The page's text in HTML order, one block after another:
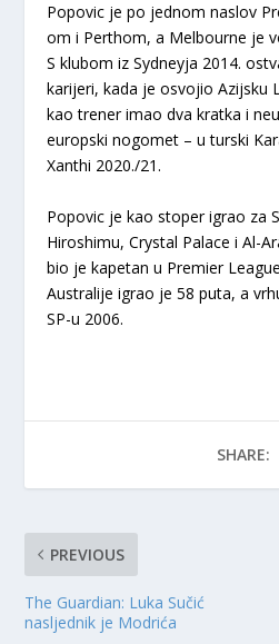
Popovic je po jednom naslov
om i Perthom, a Melbourne je
S klubom iz Sydneyja 2014.
karijeri, kada je osvojio Azijsku
kao trener imao dva kratka i
europski nogomet – u turski
Xanthi 2020./21.
Popovic je kao stoper igrao za
Hiroshimu, Crystal Palace i Al-
bio je kapetan u Premier
Australije igrao je 58 puta, a
SP-u 2006.
SHARE:
PREVIOUS
The Guardian: Luka Sučić
nasljednik je Modrića